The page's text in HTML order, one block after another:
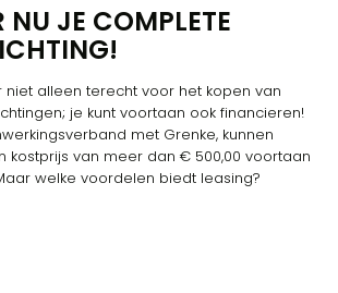
NU JE COMPLETE
niet alleen terecht voor het kopen van
je kunt voortaan ook financieren!
met Grenke, kunnen
kostprijs van meer dan € 500,00 voortaan
welke voordelen biedt leasing?